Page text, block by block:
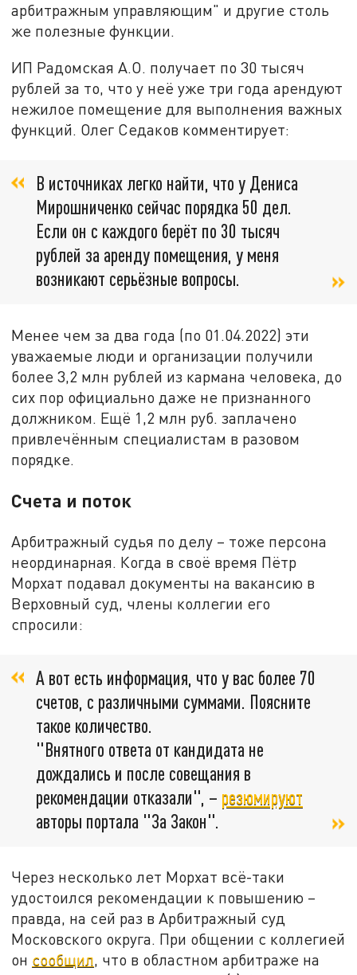
арбитражным управляющим" и другие столь
же полезные функции.
ИП Радомская А.О. получает по 30 тысяч
рублей за то, что у неё уже три года арендуют
нежилое помещение для выполнения важных
функций. Олег Седаков комментирует:
В источниках легко найти, что у Дениса
Мирошниченко сейчас порядка 50 дел.
Если он с каждого берёт по 30 тысяч
рублей за аренду помещения, у меня
возникают серьёзные вопросы.
Менее чем за два года (по 01.04.2022) эти
уважаемые люди и организации получили
более 3,2 млн рублей из кармана человека, до
сих пор официально даже не признанного
должником. Ещё 1,2 млн руб. заплачено
привлечённым специалистам в разовом
порядке.
Счета и поток
Арбитражный судья по делу – тоже персона
неординарная. Когда в своё время Пётр
Морхат подавал документы на вакансию в
Верховный суд, члены коллегии его
спросили:
А вот есть информация, что у вас более 70
счетов, с различными суммами. Поясните
такое количество.
"Внятного ответа от кандидата не
дождались и после совещания в
рекомендации отказали", – резюмируют
авторы портала "За Закон".
Через несколько лет Морхат всё-таки
удостоился рекомендации к повышению –
правда, на сей раз в Арбитражный суд
Московского округа. При общении с коллегией
он сообщил, что в областном арбитраже на